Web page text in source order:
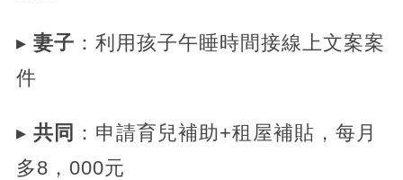
▸ 妻子 ：利用孩子午睡時間接線上文案案
件
▸ 共同 ：申請育兒補助+租屋補貼，每月
多8，000元